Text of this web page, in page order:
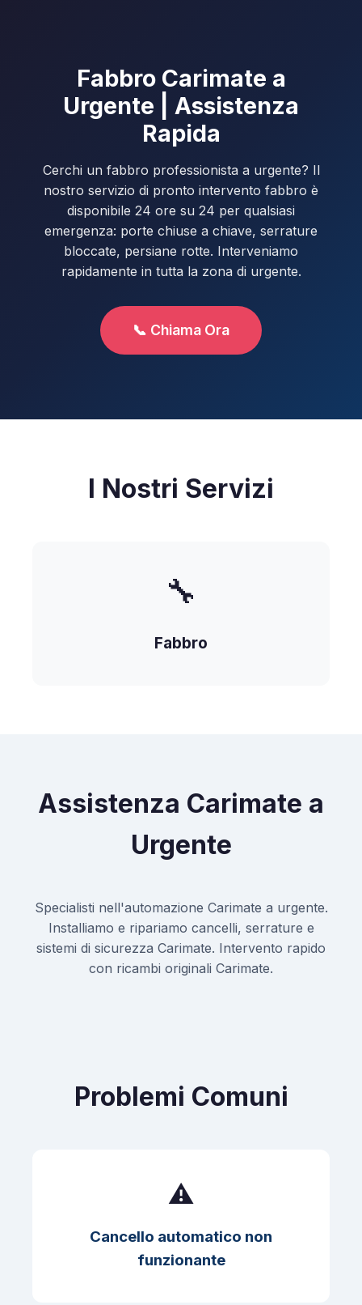
Fabbro Carimate a
Urgente | Assistenza
Rapida
Cerchi un fabbro professionista a urgente? Il
nostro servizio di pronto intervento fabbro è
disponibile 24 ore su 24 per qualsiasi
emergenza: porte chiuse a chiave, serrature
bloccate, persiane rotte. Interveniamo
rapidamente in tutta la zona di urgente.
📞 Chiama Ora
I Nostri Servizi
🔧
Fabbro
Assistenza Carimate a
Urgente
Specialisti nell'automazione Carimate a urgente.
Installiamo e ripariamo cancelli, serrature e
sistemi di sicurezza Carimate. Intervento rapido
con ricambi originali Carimate.
Problemi Comuni
⚠️
Cancello automatico non
funzionante